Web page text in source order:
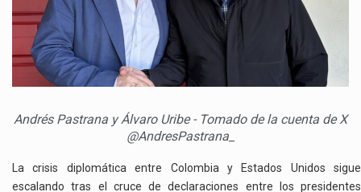
SUS
VÍNCULOS
CON
MADURO
DE
LA
Andrés Pastrana y Álvaro Uribe - Tomado de la cuenta de X
@AndresPastrana_
La crisis diplomática entre Colombia y Estados Unidos sigue
escalando tras el cruce de declaraciones entre los presidentes